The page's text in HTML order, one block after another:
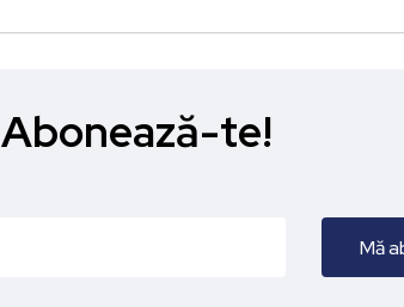
Abonează-te!